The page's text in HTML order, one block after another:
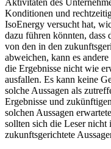
Konditionen und
IsoEnergy versucht hat,
dazu führen könnten, dass
von den in den
abweichen, kann es
die Ergebnisse nicht wie
ausfallen. Es kann keine
solche Aussagen als
Ergebnisse und
solchen Aussagen
sollten sich die Leser nicht
zukunftsgerichtete